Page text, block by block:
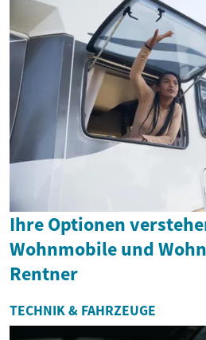
Ihre Optionen
Wohnmobile und
Rentner
TECHNIK & FAHRZEUGE